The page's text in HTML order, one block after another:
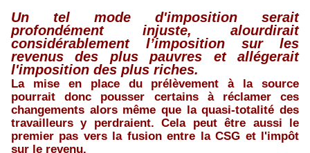
Un tel mode d'imposition serait
profondément injuste, alourdirait
considérablement l’imposition sur les
revenus des plus pauvres et allégerait
l'imposition des plus riches.
La mise en place du prélèvement à la source
pourrait donc pousser certains à réclamer ces
changements alors même que la quasi-totalité des
travailleurs y perdraient. Cela peut être aussi le
premier pas vers la fusion entre la CSG et l'impôt
sur le revenu.